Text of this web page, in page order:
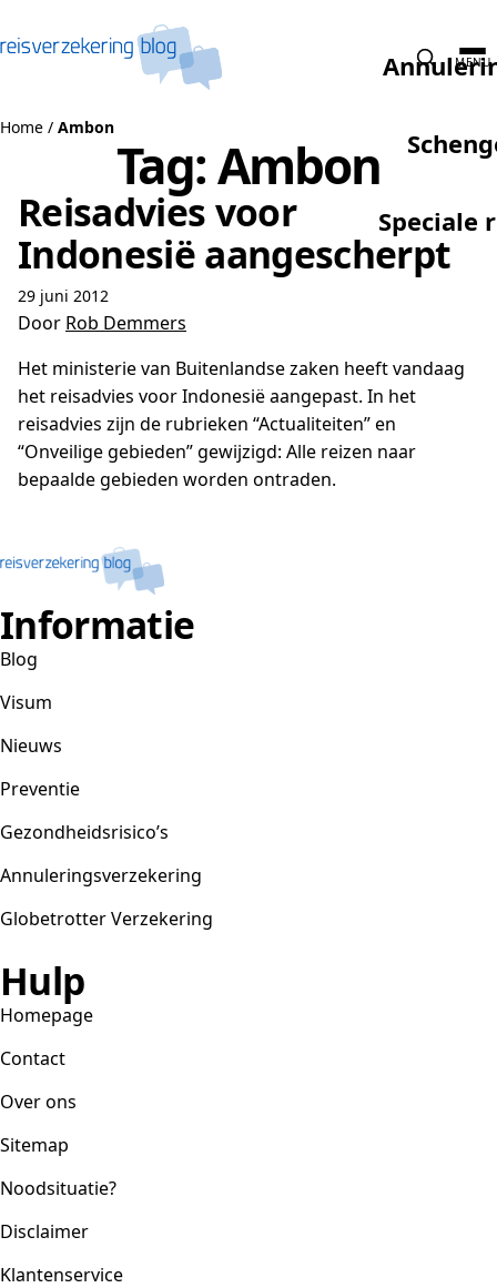
Speciale
MENU
Home / Ambon
Tag:Ambon
Reisadvies voor
Indonesië aangescherpt
29 juni 2012
Door Rob Demmers
Het ministerie van Buitenlandse zaken heeft vandaag
het reisadvies voor Indonesië aangepast. In het
reisadvies zijn de rubrieken “Actualiteiten” en
“Onveilige gebieden” gewijzigd: Alle reizen naar
bepaalde gebieden worden ontraden.
Informatie
Blog
Visum
Nieuws
Preventie
Gezondheidsrisico’s
Annuleringsverzekering
Globetrotter Verzekering
Hulp
Homepage
Contact
Over ons
Sitemap
Noodsituatie?
Disclaimer
Klantenservice